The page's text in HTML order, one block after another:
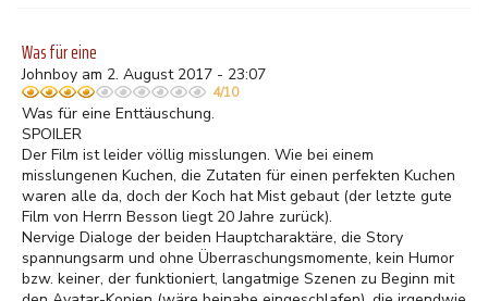
Was für eine
Johnboy am 2. August 2017 - 23:07
4/10
Was für eine Enttäuschung.
SPOILER
Der Film ist leider völlig misslungen. Wie bei einem
misslungenen Kuchen, die Zutaten für einen perfekten Kuchen
waren alle da, doch der Koch hat Mist gebaut (der letzte gute
Film von Herrn Besson liegt 20 Jahre zurück).
Nervige Dialoge der beiden Hauptcharaktäre, die Story
spannungsarm und ohne Überraschungsmomente, kein Humor
bzw. keiner, der funktioniert, langatmige Szenen zu Beginn mit